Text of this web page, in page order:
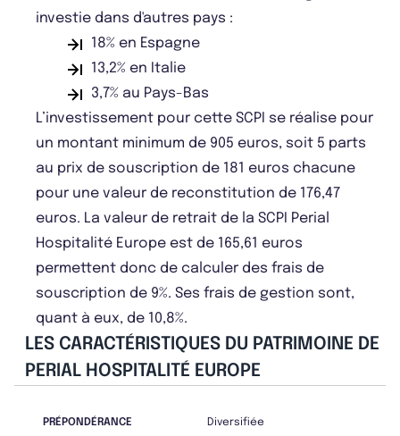
investie dans d'autres pays :
18% en Espagne
13,2% en Italie
3,7% au Pays-Bas
L’investissement pour cette SCPI se réalise pour
un montant minimum de 905 euros, soit 5 parts
au prix de souscription de 181 euros chacune
pour une valeur de reconstitution de 176,47
euros. La valeur de retrait de la SCPI Perial
Hospitalité Europe est de 165,61 euros
permettent donc de calculer des frais de
souscription de 9%. Ses frais de gestion sont,
quant à eux, de 10,8%.
LES CARACTÉRISTIQUES DU PATRIMOINE DE
PERIAL HOSPITALITÉ EUROPE
PRÉPONDÉRANCE Diversifiée